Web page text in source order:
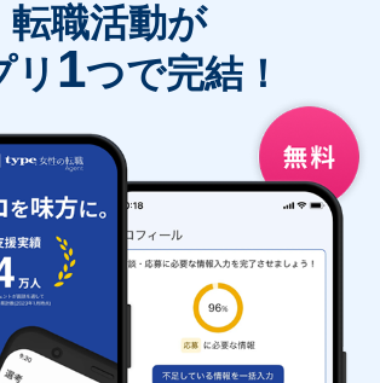
転職活動が
リ 1つで完結！